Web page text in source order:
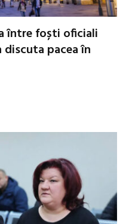
între foști oficiali
pacea în